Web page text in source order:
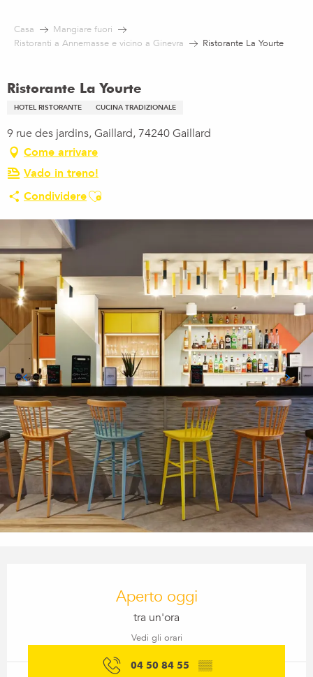
contenu
Casa
Mangiare fuori
Ristoranti a Annemasse e vicino a Ginevra
Ristorante La Yourte
Ristorante La Yourte
HOTEL RISTORANTE CUCINA TRADIZIONALE
9 rue des jardins, Gaillard, 74240 Gaillard
Come arrivare
Vado in treno!
CondividereAjouter aux favoris
Aperto oggi
tra un'ora
Vedi gli orari
04 50 84 55 ▒▒